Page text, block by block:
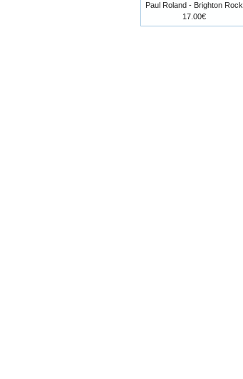
Paul Roland - Brighton Rock
17.00€